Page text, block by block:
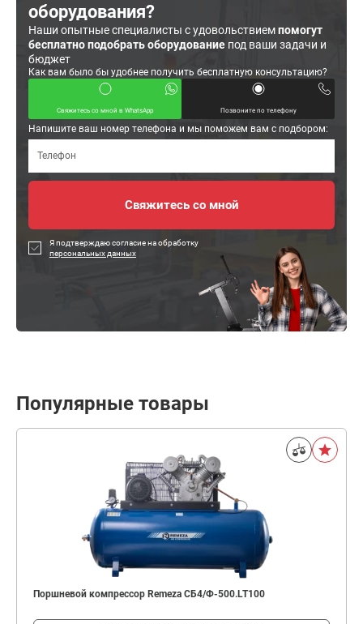
оборудования?
Наши опытные специалисты с удовольствиемпомогут
бесплатно подобрать оборудование под ваши задачи и
бюджет
Как вам было бы удобнее получить бесплатную консультацию?
Свяжитесь со мной в WhatsApp Позвоните по телефону
Напишите ваш номер телефона и мы поможем вам с подбором:
Я подтверждаю согласие на обработку
персональных данных
Популярные товары
Поршневой компрессор Remeza СБ4/Ф-500.LT100